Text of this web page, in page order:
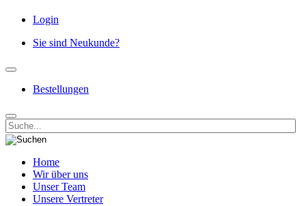
Login
Sie sind Neukunde?
Bestellungen
Home
Wir über uns
Unser Team
Unsere Vertreter